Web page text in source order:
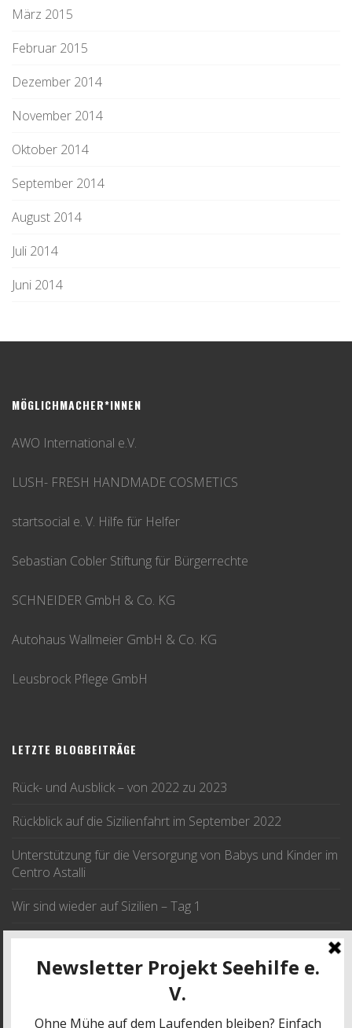
März 2015
Februar 2015
Dezember 2014
November 2014
Oktober 2014
September 2014
August 2014
Juli 2014
Juni 2014
MÖGLICHMACHER*INNEN
AWO International e.V.
LUSH- FRESH HANDMADE COSMETICS
startsocial e. V. Hilfe für Helfer
Sebastian Cobler Stiftung für Bürgerrechte
SCHNEIDER GmbH & Co. KG
Autohaus Wallmeier GmbH & Co. KG
Leusbrock Pflege GmbH
LETZTE BLOGBEITRÄGE
Rück- und Ausblick – von 2022 zu 2023
Rückblick auf die Sizilienfahrt im September 2022
Unterstützung für die Versorgung von Babys und Kinder im
Centro Astalli
Wir sind wieder auf Sizilien – Tag 1
Wir fahren im September nach Sizilien